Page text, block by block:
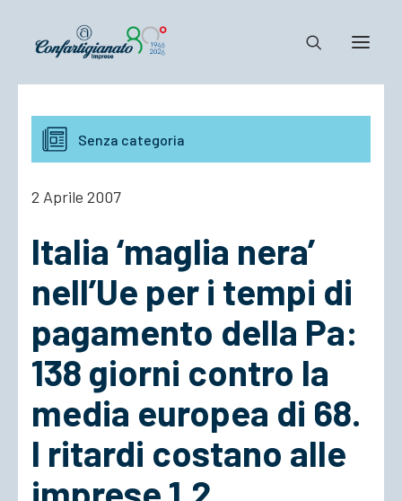
Notizie e Documenti
Confartigianato
Cosa Facciamo
ACCEDI
Senza categoria
2 Aprile 2007
Italia ‘maglia nera’
nell’Ue per i tempi di
pagamento della Pa:
138 giorni contro la
media europea di 68.
I ritardi costano alle